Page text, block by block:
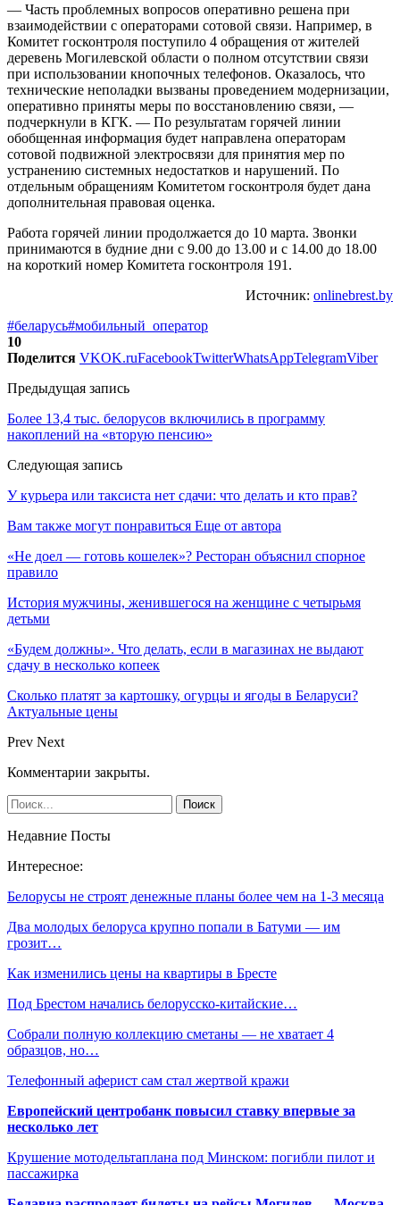
— Часть проблемных вопросов оперативно решена при
взаимодействии с операторами сотовой связи. Например, в
Комитет госконтроля поступило 4 обращения от жителей
деревень Могилевской области о полном отсутствии связи
при использовании кнопочных телефонов. Оказалось, что
технические неполадки вызваны проведением модернизации,
оперативно приняты меры по восстановлению связи, —
подчеркнули в КГК. — По результатам горячей линии
обобщенная информация будет направлена операторам
сотовой подвижной электросвязи для принятия мер по
устранению системных недостатков и нарушений. По
отдельным обращениям Комитетом госконтроля будет дана
дополнительная правовая оценка.
Работа горячей линии продолжается до 10 марта. Звонки
принимаются в будние дни с 9.00 до 13.00 и с 14.00 до 18.00
на короткий номер Комитета госконтроля 191.
Источник: onlinebrest.by
#беларусь#мобильный_оператор
10
Поделится VKOK.ruFacebookTwitterWhatsAppTelegramViber
Предыдущая запись
Более 13,4 тыс. белорусов включились в программу
накоплений на «вторую пенсию»
Следующая запись
У курьера или таксиста нет сдачи: что делать и кто прав?
Вам также могут понравиться Еще от автора
«Не доел — готовь кошелек»? Ресторан объяснил спорное
правило
История мужчины, женившегося на женщине с четырьмя
детьми
«Будем должны». Что делать, если в магазинах не выдают
сдачу в несколько копеек
Сколько платят за картошку, огурцы и ягоды в Беларуси?
Актуальные цены
Prev Next
Комментарии закрыты.
Недавние Посты
Интересное:
Белорусы не строят денежные планы более чем на 1-3 месяца
Два молодых белоруса крупно попали в Батуми — им
грозит…
Как изменились цены на квартиры в Бресте
Под Брестом начались белорусско-китайские…
Собрали полную коллекцию сметаны — не хватает 4
образцов, но…
Телефонный аферист сам стал жертвой кражи
Европейский центробанк повысил ставку впервые за
несколько лет
Крушение мотодельтаплана под Минском: погибли пилот и
пассажирка